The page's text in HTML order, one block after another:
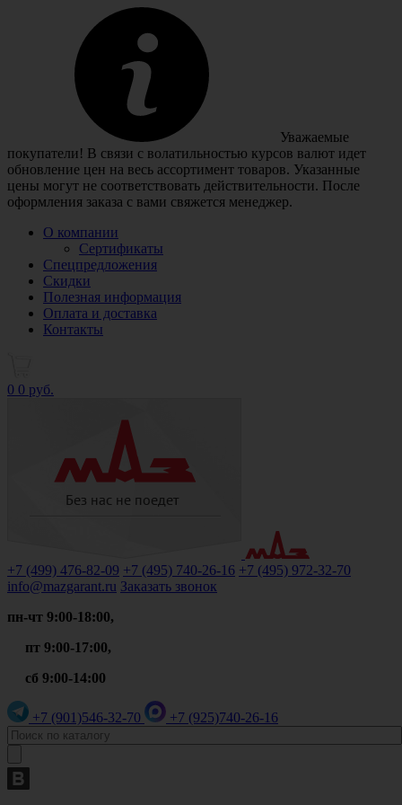
Уважаемые
покупатели! В связи с волатильностью курсов валют идет
обновление цен на весь ассортимент товаров. Указанные
цены могут не соответствовать действительности. После
оформления заказа с вами свяжется менеджер.
О компании
Сертификаты
Спецпредложения
Скидки
Полезная информация
Оплата и доставка
Контакты
0 0 руб.
+7 (499) 476-82-09 +7 (495) 740-26-16 +7 (495) 972-32-70
info@mazgarant.ru Заказать звонок
пн-чт 9:00-18:00,
пт 9:00-17:00,
сб 9:00-14:00
+7 (901)546-32-70 +7 (925)740-26-16